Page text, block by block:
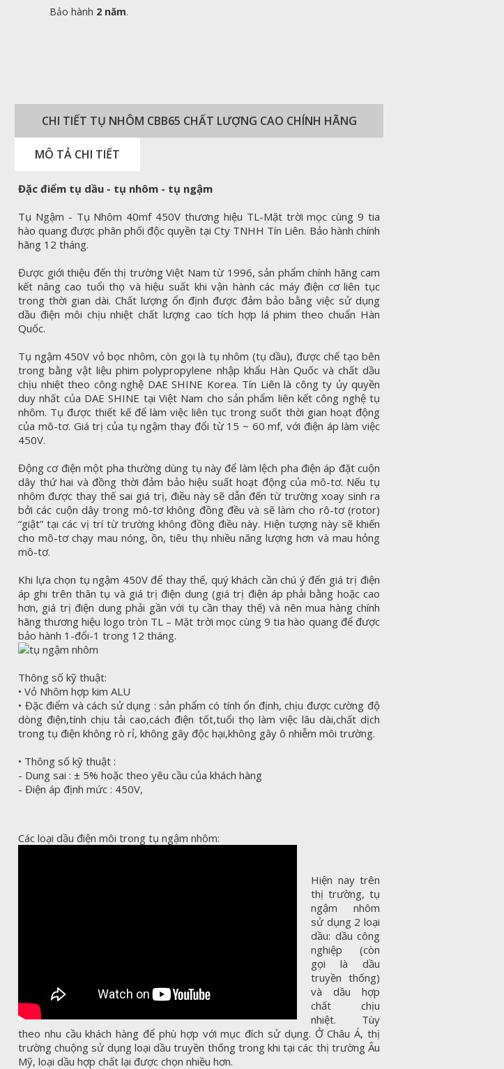
Bảo hành 2 năm.
CHI TIẾT TỤ NHÔM CBB65 CHẤT LƯỢNG CAO CHÍNH HÃNG
MÔ TẢ CHI TIẾT
Đặc điểm tụ dầu - tụ nhôm - tụ ngậm
Tụ Ngậm - Tụ Nhôm 40mf 450V thương hiệu TL-Mặt trời mọc cùng 9 tia
hào quang được phân phối độc quyền tại Cty TNHH Tín Liên. Bảo hành chính
hãng 12 tháng.
Được giới thiệu đến thị trường Việt Nam từ 1996, sản phẩm chính hãng cam
kết nâng cao tuổi thọ và hiệu suất khi vận hành các máy điện cơ liên tục
trong thời gian dài. Chất lượng ổn định được đảm bảo bằng việc sử dụng
dầu điện môi chịu nhiệt chất lượng cao tích hợp lá phim theo chuẩn Hàn
Quốc.
Tụ ngậm 450V vỏ bọc nhôm, còn gọi là tụ nhôm (tụ dầu), được chế tạo bên
trong bằng vật liệu phim polypropylene nhập khẩu Hàn Quốc và chất dầu
chịu nhiệt theo công nghệ DAE SHINE Korea. Tín Liên là công ty ủy quyền
duy nhất của DAE SHINE tại Việt Nam cho sản phẩm liên kết công nghệ tụ
nhôm. Tụ được thiết kế để làm việc liên tục trong suốt thời gian hoạt động
của mô-tơ. Giá trị của tụ ngậm thay đổi từ 15 ~ 60 mf, với điện áp làm việc
450V.
Động cơ điện một pha thường dùng tụ này để làm lệch pha điện áp đặt cuộn
dây thứ hai và đồng thời đảm bảo hiệu suất hoạt động của mô-tơ. Nếu tụ
nhôm được thay thế sai giá trị, điều này sẽ dẫn đến từ trường xoay sinh ra
bởi các cuộn dây trong mô-tơ không đồng đều và sẽ làm cho rô-tơ (rotor)
“giật” tại các vị trí từ trường không đồng điều này. Hiện tượng này sẽ khiến
cho mô-tơ chạy mau nóng, ồn, tiêu thụ nhiều năng lượng hơn và mau hỏng
mô-tơ.
Khi lựa chọn tụ ngậm 450V để thay thế, quý khách cần chú ý đến giá trị điện
áp ghi trên thân tụ và giá trị điện dung (giá trị điện áp phải bằng hoặc cao
hơn, giá trị điện dung phải gần với tụ cần thay thế) và nên mua hàng chính
hãng thương hiệu logo tròn TL – Mặt trời mọc cùng 9 tia hào quang để được
bảo hành 1-đổi-1 trong 12 tháng.
Thông số kỹ thuật:
• Vỏ Nhôm hợp kim ALU
• Đặc điểm và cách sử dụng : sản phẩm có tính ổn định, chịu được cường độ
dòng điện,tính chịu tải cao,cách điện tốt,tuổi thọ làm việc lâu dài,chất dịch
trong tụ điện không rò rỉ, không gây độc hại,không gây ô nhiễm môi trường.
• Thông số kỹ thuật :
- Dung sai : ± 5% hoặc theo yêu cầu của khách hàng
- Điện áp định mức : 450V,
Các loại dầu điện môi trong tụ ngậm nhôm:
Hiện nay trên
thị trường, tụ
ngậm nhôm
sử dụng 2 loại
dầu: dầu công
nghiệp (còn
gọi là dầu
truyền thống)
và dầu hợp
chất chịu
nhiệt. Tùy
theo nhu cầu khách hàng để phù hợp với mục đích sử dụng. Ở Châu Á, thị
trường chuộng sử dụng loại dầu truyền thống trong khi tại các thị trường Âu
Mỹ, loại dầu hợp chất lại được chọn nhiều hơn.